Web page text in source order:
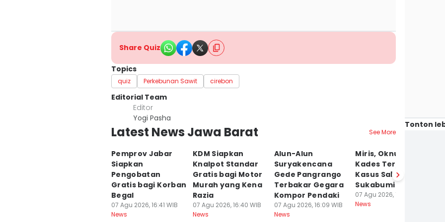
Share Quiz
Topics
quiz Perkebunan Sawit cirebon
Editorial Team
Editor
Yogi Pasha
Latest News Jawa Barat See More
Pemprov Jabar
Siapkan
Pengobatan
Gratis bagi Korban
Begal
07 Agu 2026, 16:41 WIB
News
KDM Siapkan
Knalpot Standar
Gratis bagi Motor
Murah yang Kena
Razia
07 Agu 2026, 16:40 WIB
News
Alun-Alun
Suryakencana
Gede Pangrango
Terbakar Gegara
Kompor Pendaki
07 Agu 2026, 16:09 WIB
News
Miris, Oknum
Kades Terjerat
Kasus Sabu di
Sukabumi
07 Agu 2026, 15:33 WIB
News
Tonton